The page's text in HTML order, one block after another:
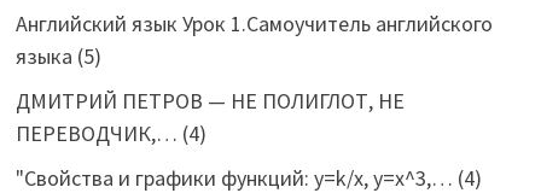
Английский язык Урок 1.Самоучитель английского
языка (5)
ДМИТРИЙ ПЕТРОВ — НЕ ПОЛИГЛОТ, НЕ
ПЕРЕВОДЧИК,… (4)
"Свойства и графики функций: y=k/x, y=x^3,… (4)